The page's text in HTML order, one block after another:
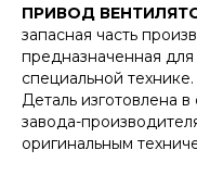
ПРИВОД
запасная часть
предназначенная для
специальной технике.
Деталь изготовлена
завода-
оригинальным